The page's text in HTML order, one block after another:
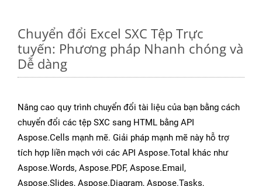
Chuyển đổi Excel SXC Tệp Trực
tuyến: Phương pháp Nhanh chóng và
Dễ dàng
Nâng cao quy trình chuyển đổi tài liệu của bạn bằng cách
chuyển đổi các tệp SXC sang HTML bằng API
Aspose.Cells mạnh mẽ. Giải pháp mạnh mẽ này hỗ trợ
tích hợp liền mạch với các API Aspose.Total khác như
Aspose.Words, Aspose.PDF, Aspose.Email,
Aspose.Slides, Aspose.Diagram, Aspose.Tasks,